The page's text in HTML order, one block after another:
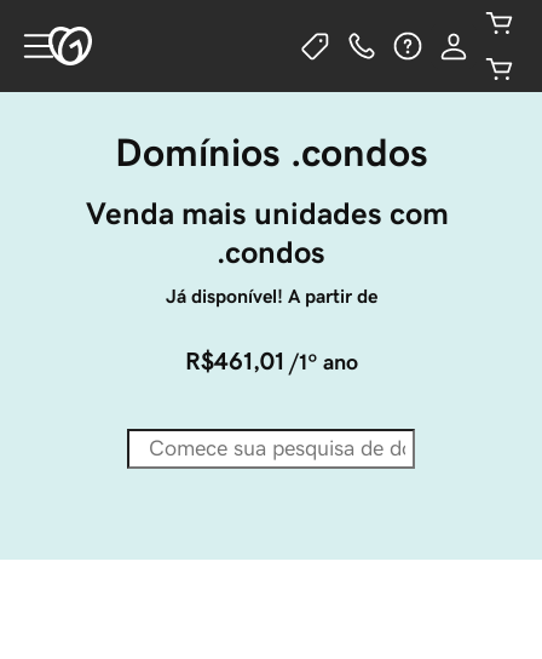
Domínios .condos
Venda mais unidades com
.condos
Já disponível! A partir de
R$461,01 /1º ano